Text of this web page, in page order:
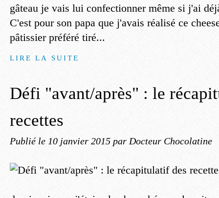
gâteau je vais lui confectionner même si j'ai
C'est pour son papa que j'avais réalisé ce
pâtissier préféré tiré...
LIRE LA SUITE
Défi "avant/après" : le
recettes
Publié le 10 janvier 2015 par Docteur Chocolatine